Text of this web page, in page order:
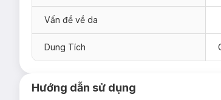
Vấn đề về da
Dung Tích
Hướng dẫn sử dụng